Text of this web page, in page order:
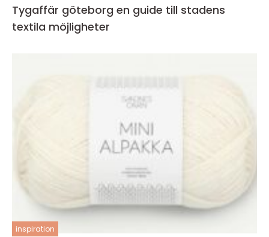
Tygaffär göteborg en guide till stadens
textila möjligheter
inspiration